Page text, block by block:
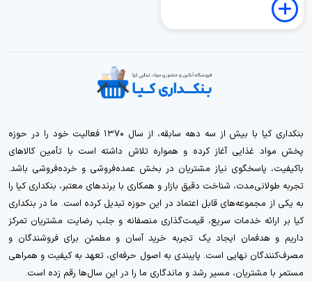
بنکداری کیا با بیش از سه دهه سابقه، از سال ۱۳۷۰ فعالیت خود را در حوزه
پخش مواد غذایی آغاز کرده و همواره تلاش داشته است با تأمین کالاهای
باکیفیت، پاسخگوی نیاز مشتریان در بخش عمده‌فروشی و خرده‌فروشی باشد.
تجربه طولانی‌مدت، شناخت دقیق بازار و همکاری با برندهای معتبر، بنکداری کیا را
به یکی از مجموعه‌های قابل اعتماد در این حوزه تبدیل کرده است. ما در بنکداری
کیا بر ارائه خدمات سریع، قیمت‌گذاری منصفانه و جلب رضایت مشتریان تمرکز
داریم و هدفمان ایجاد یک تجربه خرید آسان و مطمئن برای فروشندگان و
مصرف‌کنندگان نهایی است. پایبندی به اصول حرفه‌ای، تعهد به کیفیت و همراهی
مستمر با مشتریان، مسیر رشد و ماندگاری ما را در این سال‌ها رقم زده است.